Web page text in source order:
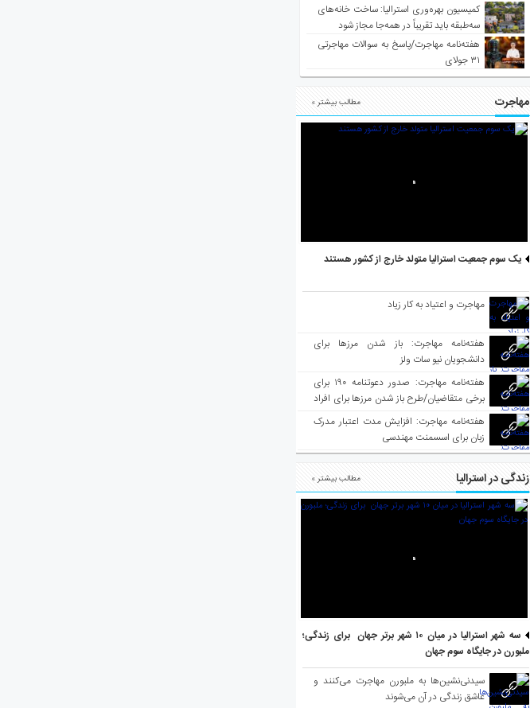
کمیسیون بهره‌وری استرالیا: ساخت خانه‌های
سه‌طبقه باید تقریباً در همه‌جا مجاز شود
هفته‌نامه مهاجرت/پاسخ به سوالات مهاجرتی
۳۱ جولای
مهاجرت مطالب بیشتر »
یک سوم جمعیت استرالیا متولد خارج از کشور هستند
مهاجرت و اعتیاد به کار زیاد
هفته‌نامه مهاجرت: باز شدن مرزها برای
دانشجویان نیو سات ولز
هفته‌نامه مهاجرت: صدور دعوتنامه ۱۹۰ برای
برخی متقاضیان/طرح باز شدن مرزها برای افراد
واکسینه شده
هفته‌نامه مهاجرت: افزایش مدت اعتبار مدرک
زبان برای اسسمنت مهندسی
زندگی در استرالیا مطالب بیشتر »
سه شهر استرالیا در میان ۱۰ شهر برتر جهان برای زندگی؛
ملبورن در جایگاه سوم جهان
سیدنی‌نشین‌ها به ملبورن مهاجرت می‌کنند و
عاشق زندگی در آن می‌شوند